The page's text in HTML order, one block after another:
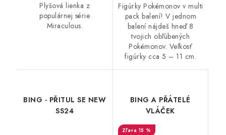
Plyšová lienka z
populárnej série
Miraculous.
Figúrky Pokémonov v multi
pack balení! V jednom
balení nájdeš hneď 8
tvojich obľúbených
Pokémonov. Veľkosť
figúrky cca 5 – 11 cm.
BING - PŘITUL SE NEW
SS24
BING A PŘÁTELÉ
VLÁČEK
15 %